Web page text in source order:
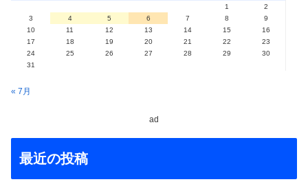
1
2
3
4 5 6 7 8
9
10
11 12 13 14 15
16
17
18 19 20 21 22
23
24
25 26 27 28 29
30
31
« 7月
ad
最近の投稿